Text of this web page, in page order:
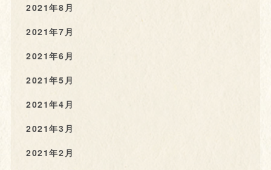
2021年8月
2021年7月
2021年6月
2021年5月
2021年4月
2021年3月
2021年2月